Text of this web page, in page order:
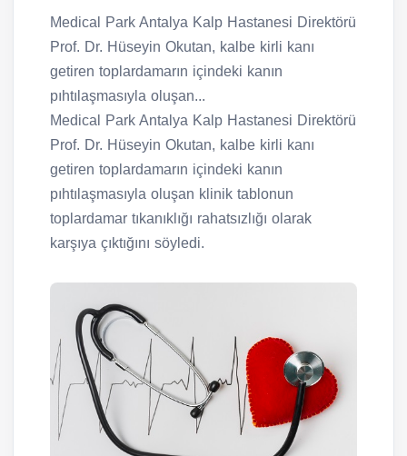
Medical Park Antalya Kalp Hastanesi Direktörü
Prof. Dr. Hüseyin Okutan, kalbe kirli kanı
getiren toplardamarın içindeki kanın
pıhtılaşmasıyla oluşan...
Medical Park Antalya Kalp Hastanesi Direktörü
Prof. Dr. Hüseyin Okutan, kalbe kirli kanı
getiren toplardamarın içindeki kanın
pıhtılaşmasıyla oluşan klinik tablonun
toplardamar tıkanıklığı rahatsızlığı olarak
karşıya çıktığını söyledi.